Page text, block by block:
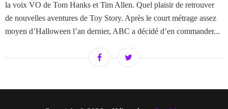
la voix VO de Tom Hanks et Tim Allen. Quel plaisir de retrouver
de nouvelles aventures de Toy Story. Après le court métrage assez
moyen d’Halloween l’an dernier, ABC a décidé d’en commander...